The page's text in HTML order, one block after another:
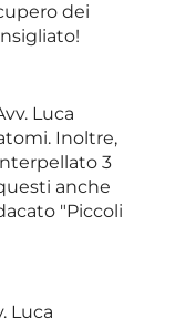
dei
Luca
Inoltre,
3
anche
"Piccoli
Luca